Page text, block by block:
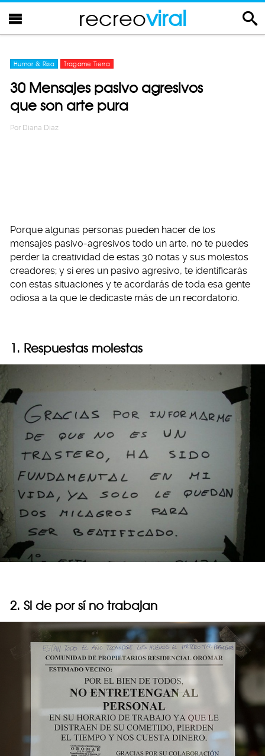
recreoviral
Humor & Risa Tragame Tierra
30 Mensajes pasivo agresivos
que son arte pura
Por Diana Diaz
Porque algunas personas pueden hacer de los
mensajes pasivo-agresivos todo un arte, no te puedes
perder la creatividad de estas 30 notas y sus molestos
creadores; y si eres un pasivo agresivo, te identificarás
con estas situaciones y te acordarás de toda esa gente
odiosa a la que le dedicaste más de un recordatorio.
1. Respuestas molestas
2. Si de por sí no trabajan